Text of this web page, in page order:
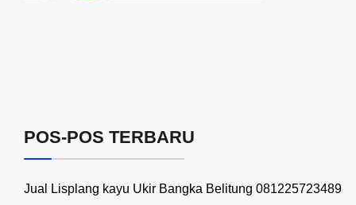
POS-POS TERBARU
Jual Lisplang kayu Ukir Bangka Belitung 081225723489